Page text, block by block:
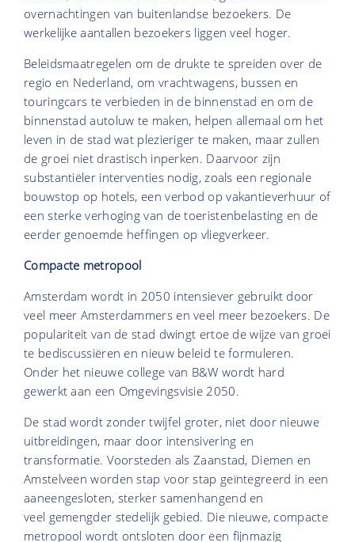
overnachtingen van buitenlandse bezoekers. De
werkelijke aantallen bezoekers liggen veel hoger.
Beleidsmaatregelen om de drukte te spreiden over de
regio en Nederland, om vrachtwagens, bussen en
touringcars te verbieden in de binnenstad en om de
binnenstad autoluw te maken, helpen allemaal om het
leven in de stad wat plezieriger te maken, maar zullen
de groei niet drastisch inperken. Daarvoor zijn
substantiëler interventies nodig, zoals een regionale
bouwstop op hotels, een verbod op vakantieverhuur of
een sterke verhoging van de toeristenbelasting en de
eerder genoemde heffingen op vliegverkeer.
Compacte metropool
Amsterdam wordt in 2050 intensiever gebruikt door
veel meer Amsterdammers en veel meer bezoekers. De
populariteit van de stad dwingt ertoe de wijze van groei
te bediscussiëren en nieuw beleid te formuleren.
Onder het nieuwe college van B&W wordt hard
gewerkt aan een Omgevingsvisie 2050.
De stad wordt zonder twijfel groter, niet door nieuwe
uitbreidingen, maar door intensivering en
transformatie. Voorsteden als Zaanstad, Diemen en
Amstelveen worden stap voor stap geïntegreerd in een
aaneengesloten, sterker samenhangend en
veel gemengder stedelijk gebied. Die nieuwe, compacte
metropool wordt ontsloten door een fijnmazig